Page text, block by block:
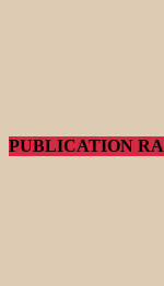
PUBLICATION